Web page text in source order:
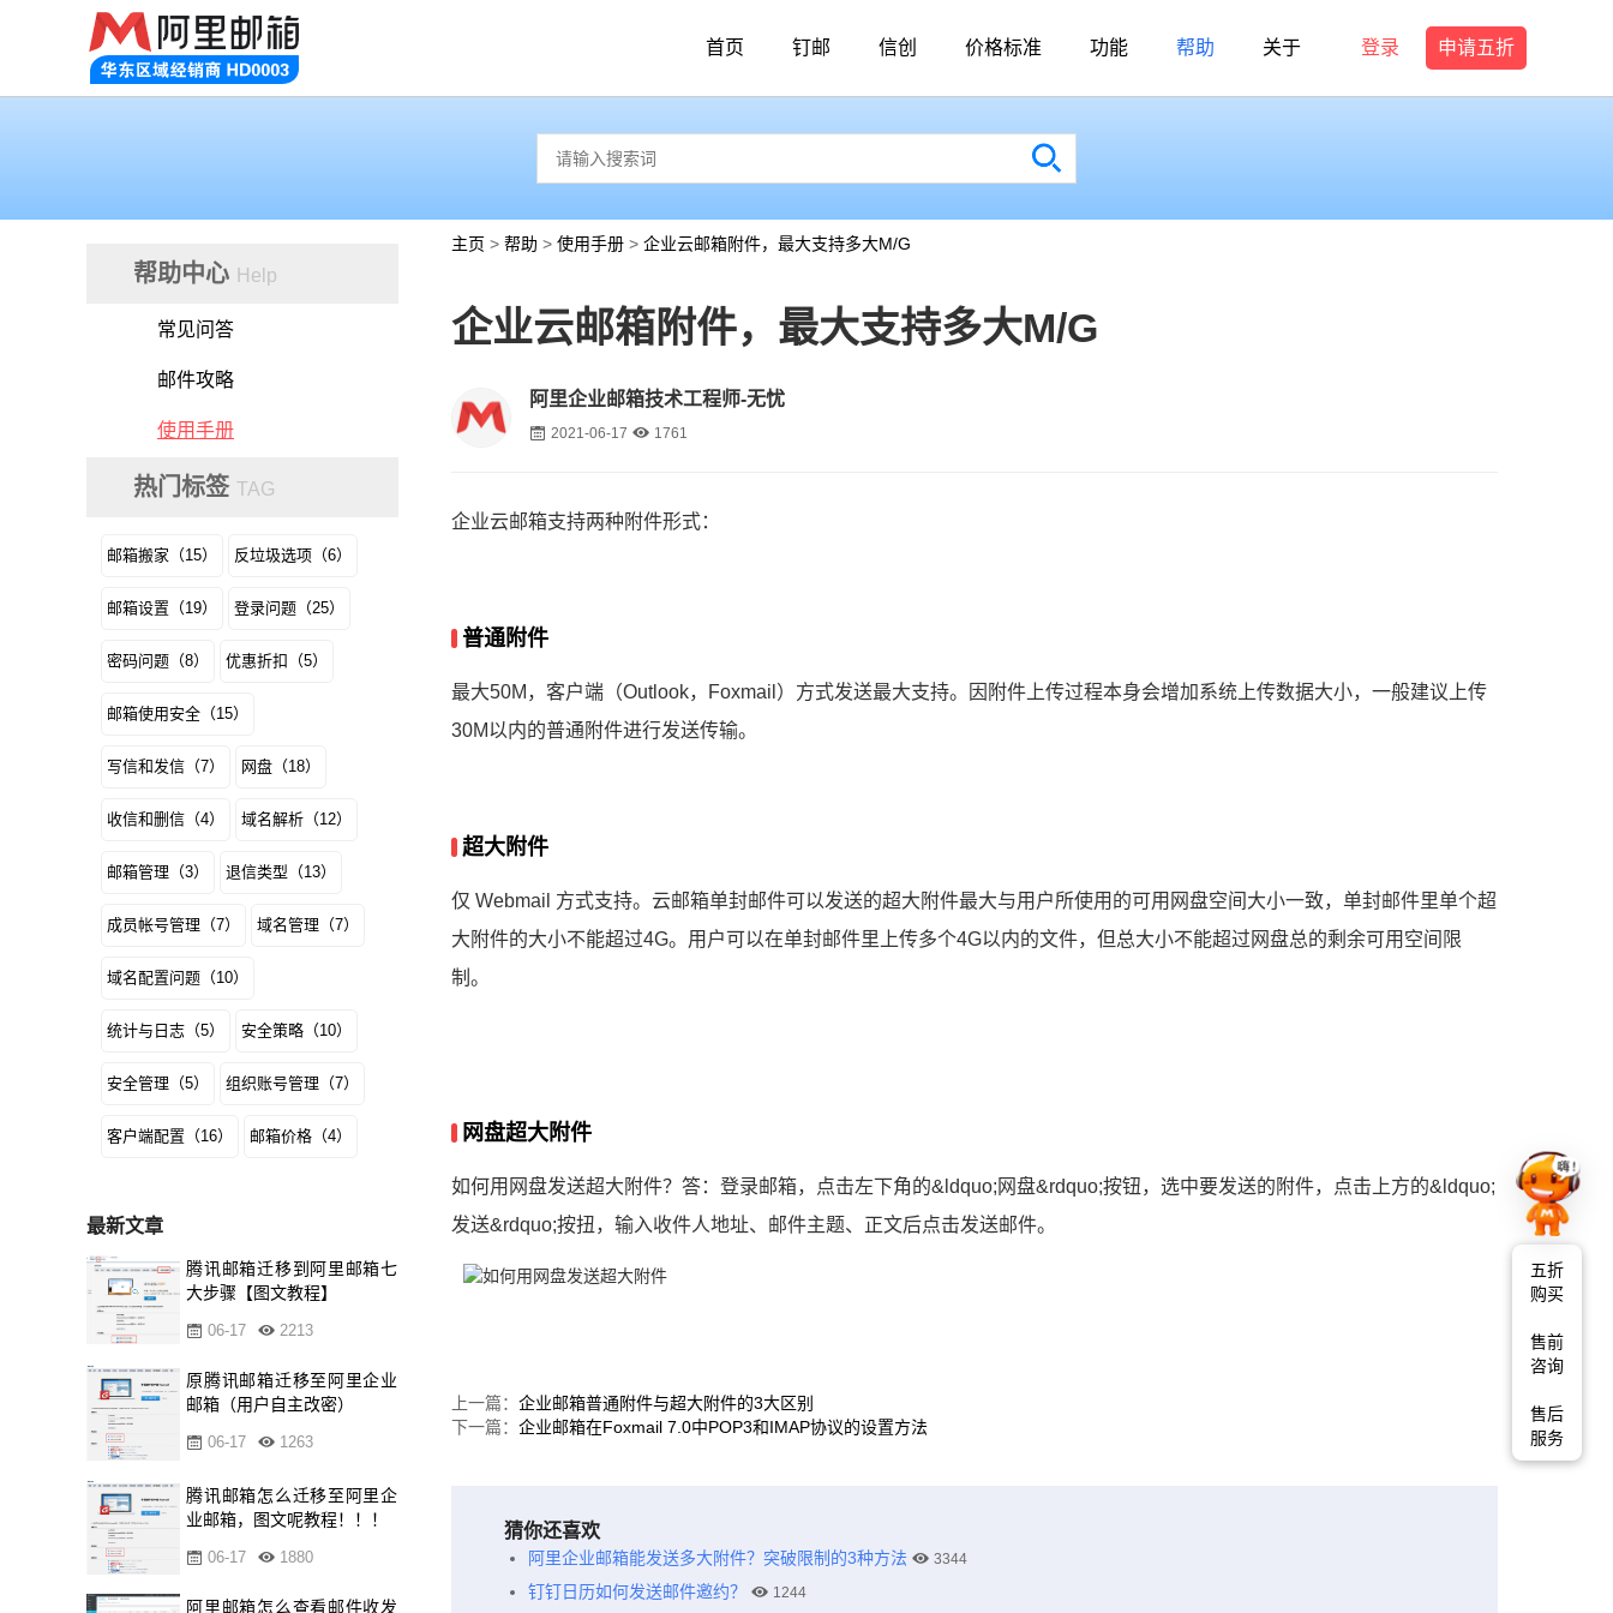
首页 钉邮 信创 价格标准 功能 帮助 关于 登录 申请五折
主页 > 帮助 > 使用手册 > 企业云邮箱附件，最大支持多大M/G
企业云邮箱附件，最大支持多大M/G
阿里企业邮箱技术工程师-无忧
2021-06-17 1761
企业云邮箱支持两种附件形式：
普通附件
最大50M，客户端（Outlook，Foxmail）方式发送最大支持。因附件上传过程本身会增加系统上传数据大小，一般建议上传
30M以内的普通附件进行发送传输。
超大附件
仅 Webmail 方式支持。云邮箱单封邮件可以发送的超大附件最大与用户所使用的可用网盘空间大小一致，单封邮件里单个超
大附件的大小不能超过4G。用户可以在单封邮件里上传多个4G以内的文件，但总大小不能超过网盘总的剩余可用空间限
制。
网盘超大附件
如何用网盘发送超大附件？答：登录邮箱，点击左下角的&ldquo;网盘&rdquo;按钮，选中要发送的附件，点击上方的&ldquo;
发送&rdquo;按扭，输入收件人地址、邮件主题、正文后点击发送邮件。
上一篇： 企业邮箱普通附件与超大附件的3大区别
下一篇： 企业邮箱在Foxmail 7.0中POP3和IMAP协议的设置方法
猜你还喜欢
阿里企业邮箱能发送多大附件？突破限制的3种方法 3344
钉钉日历如何发送邮件邀约？ 1244
帮助中心 Help
常见问答
邮件攻略
使用手册
热门标签 TAG
邮箱搬家（15） 反垃圾选项（6）
邮箱设置（19） 登录问题（25）
密码问题（8） 优惠折扣（5）
邮箱使用安全（15）
写信和发信（7） 网盘（18）
收信和删信（4） 域名解析（12）
邮箱管理（3） 退信类型（13）
成员帐号管理（7） 域名管理（7）
域名配置问题（10）
统计与日志（5） 安全策略（10）
安全管理（5） 组织账号管理（7）
客户端配置（16） 邮箱价格（4）
最新文章
腾讯邮箱迁移到阿里邮箱七
大步骤【图文教程】
06-17 2213
原腾讯邮箱迁移至阿里企业
邮箱（用户自主改密）
06-17 1263
腾讯邮箱怎么迁移至阿里企
业邮箱，图文呢教程！！！
06-17 1880
阿里邮箱怎么查看邮件收发
五折
购买
售前
咨询
售后
服务